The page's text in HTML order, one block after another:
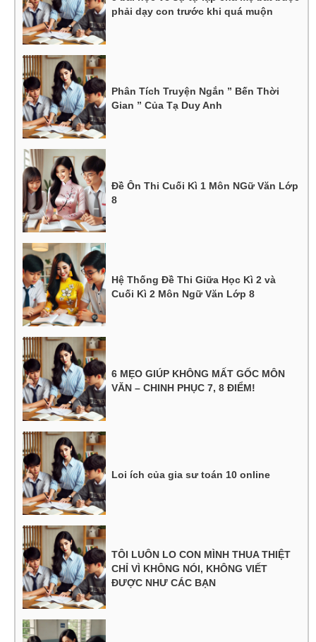
phải dạy con trước khi quá muộn
Phân Tích Truyện Ngắn ” Bến Thời
Gian ” Của Tạ Duy Anh
Đề Ôn Thi Cuối Kì 1 Môn NGữ Văn Lớp
8
Hệ Thống Đề Thi Giữa Học Kì 2 và
Cuối Kì 2 Môn Ngữ Văn Lớp 8
6 MẸO GIÚP KHÔNG MẤT GỐC MÔN
VĂN – CHINH PHỤC 7, 8 ĐIỂM!
Loi ích của gia sư toán 10 online
TÔI LUÔN LO CON MÌNH THUA THIỆT
CHỈ VÌ KHÔNG NÓI, KHÔNG VIẾT
ĐƯỢC NHƯ CÁC BẠN